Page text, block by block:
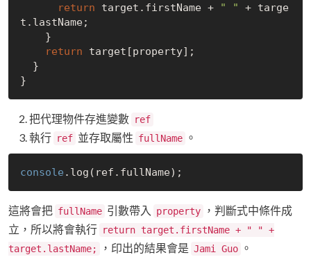
return target.firstName + " " + targe
t.lastName;
return target[property];
把代理物件存進變數 ref
執行 ref 並存取屬性 fullName 。
console
這將會把 fullName 引數帶入 property
，判斷式中條件成
立，所以將會執行 return target.firstName + " " +
target.lastName;
，印出的結果會是 Jami Guo 。